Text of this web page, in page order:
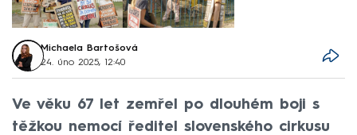
Michaela Bartošová
24. úno 2025, 12:40
Ve věku 67 let zemřel po dlouhém boji s
těžkou nemocí ředitel slovenského cirkusu